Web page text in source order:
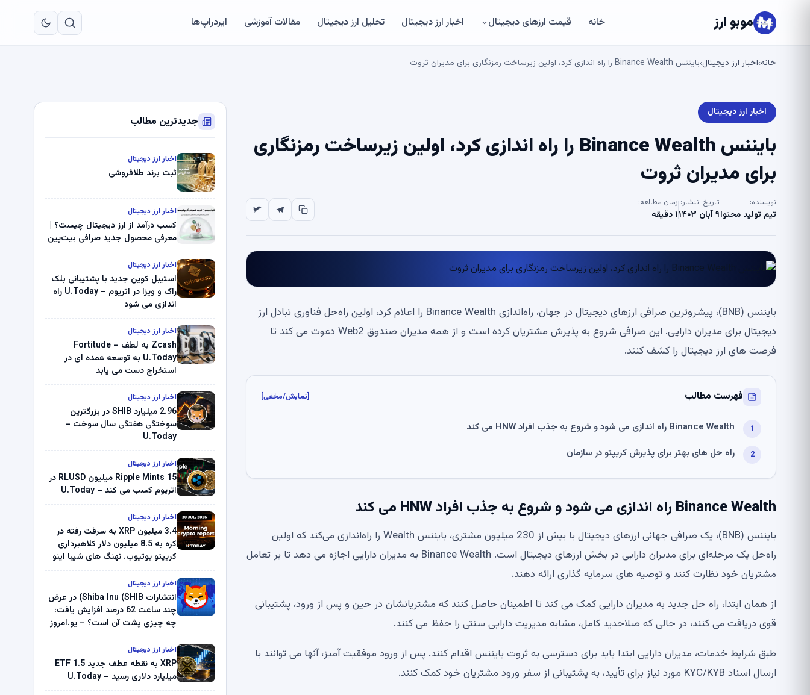
موبو ارز خانه قیمت ارزهای دیجیتال اخبار ارز دیجیتال تحلیل ارز دیجیتال مقالات آموزشی ایردراپ‌ها
خانه›اخبار ارز دیجیتال›بایننس Binance Wealth را راه اندازی کرد، اولین زیرساخت رمزنگاری برای مدیران ثروت
اخبار ارز دیجیتال
بایننس Binance Wealth را راه اندازی کرد، اولین زیرساخت رمزنگاری
برای مدیران ثروت
نویسنده:
تیم تولید محتوا
تاریخ انتشار:
۹ آبان ۱۴۰۳
زمان مطالعه:
۱ دقیقه
بایننس (BNB)، پیشروترین صرافی ارزهای دیجیتال در جهان، راه‌اندازی Binance Wealth را اعلام کرد، اولین راه‌حل فناوری تبادل ارز
دیجیتال برای مدیران دارایی. این صرافی شروع به پذیرش مشتریان کرده است و از همه مدیران صندوق Web2 دعوت می کند تا
فرصت های ارز دیجیتال را کشف کنند.
فهرست مطالب [نمایش/مخفی]
Binance Wealth راه اندازی می شود و شروع به جذب افراد HNW می کند
راه حل های بهتر برای پذیرش کریپتو در سازمان
Binance Wealth راه اندازی می شود و شروع به جذب افراد HNW می کند
بایننس (BNB)، یک صرافی جهانی ارزهای دیجیتال با بیش از 230 میلیون مشتری، بایننس Wealth را راه‌اندازی می‌کند که اولین
راه‌حل یک مرحله‌ای برای مدیران دارایی در بخش ارزهای دیجیتال است. Binance Wealth به مدیران دارایی اجازه می دهد تا بر تعامل
مشتریان خود نظارت کنند و توصیه های سرمایه گذاری ارائه دهند.
از همان ابتدا، راه حل جدید به مدیران دارایی کمک می کند تا اطمینان حاصل کنند که مشتریانشان در حین و پس از ورود، پشتیبانی
قوی دریافت می کنند، در حالی که صلاحدید کامل، مشابه مدیریت دارایی سنتی را حفظ می کنند.
طبق شرایط خدمات، مدیران دارایی ابتدا باید برای دسترسی به ثروت بایننس اقدام کنند. پس از ورود موفقیت آمیز، آنها می توانند با
ارسال اسناد KYC/KYB مورد نیاز برای تأیید، به پشتیبانی از سفر ورود مشتریان خود کمک کنند.
جدیدترین مطالب
اخبار ارز دیجیتال
ثبت برند طلافروشی
اخبار ارز دیجیتال
کسب درآمد از ارز دیجیتال چیست؟ |
معرفی محصول جدید صرافی بیت‌پین
اخبار ارز دیجیتال
استیبل کوین جدید با پشتیبانی بلک
راک و ویزا در اتریوم – U.Today راه
اندازی می شود
اخبار ارز دیجیتال
Zcash به لطف Fortitude –
U.Today به توسعه عمده ای در
استخراج دست می یابد
اخبار ارز دیجیتال
2.96 میلیارد SHIB در بزرگترین
سوختگی هفتگی سال سوخت –
U.Today
اخبار ارز دیجیتال
Ripple Mints 15 میلیون RLUSD در
اتریوم کسب می کند – U.Today
اخبار ارز دیجیتال
3.4 میلیون XRP به سرقت رفته در
کره به 8.5 میلیون دلار کلاهبرداری
کریپتو یوتیوب. نهنگ های شیبا اینو
میلیون دلار U-Turn در بیت کوین را
ثبت کرد – گزارش کریپتو صبح –
U.Today
اخبار ارز دیجیتال
انتشارات Shiba Inu (SHIB) در عرض
چند ساعت 62 درصد افزایش یافت:
چه چیزی پشت آن است؟ – یو.امروز
اخبار ارز دیجیتال
XRP به نقطه عطف جدید ETF 1.5
میلیارد دلاری رسید – U.Today